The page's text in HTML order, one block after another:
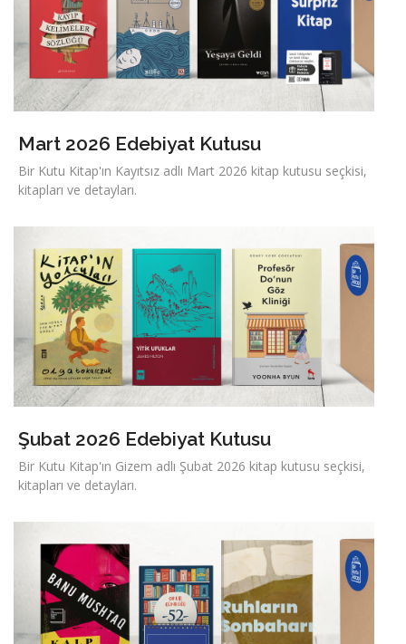
Mart 2026 Edebiyat Kutusu
Bir Kutu Kitap'ın Kayıtsız adlı Mart 2026 kitap kutusu seçkisi,
kitapları ve detayları.
Şubat 2026 Edebiyat Kutusu
Bir Kutu Kitap'ın Gizem adlı Şubat 2026 kitap kutusu seçkisi,
kitapları ve detayları.